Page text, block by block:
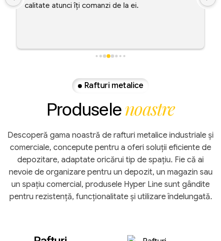
comandat cateva rafturi metalice
Rafturi metalice
Produselenoastre
Descoperă gama noastră de rafturi metalice industriale și
comerciale, concepute pentru a oferi soluții eficiente de
depozitare, adaptate oricărui tip de spațiu. Fie că ai
nevoie de organizare pentru un depozit, un magazin sau
un spațiu comercial, produsele Hyper Line sunt gândite
pentru rezistență, funcționalitate și utilizare îndelungată.